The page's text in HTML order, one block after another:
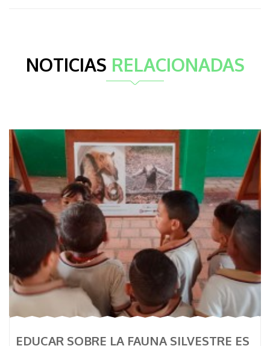
NOTICIAS RELACIONADAS
EDUCAR SOBRE LA FAUNA SILVESTRE ES